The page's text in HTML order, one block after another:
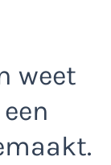
weet